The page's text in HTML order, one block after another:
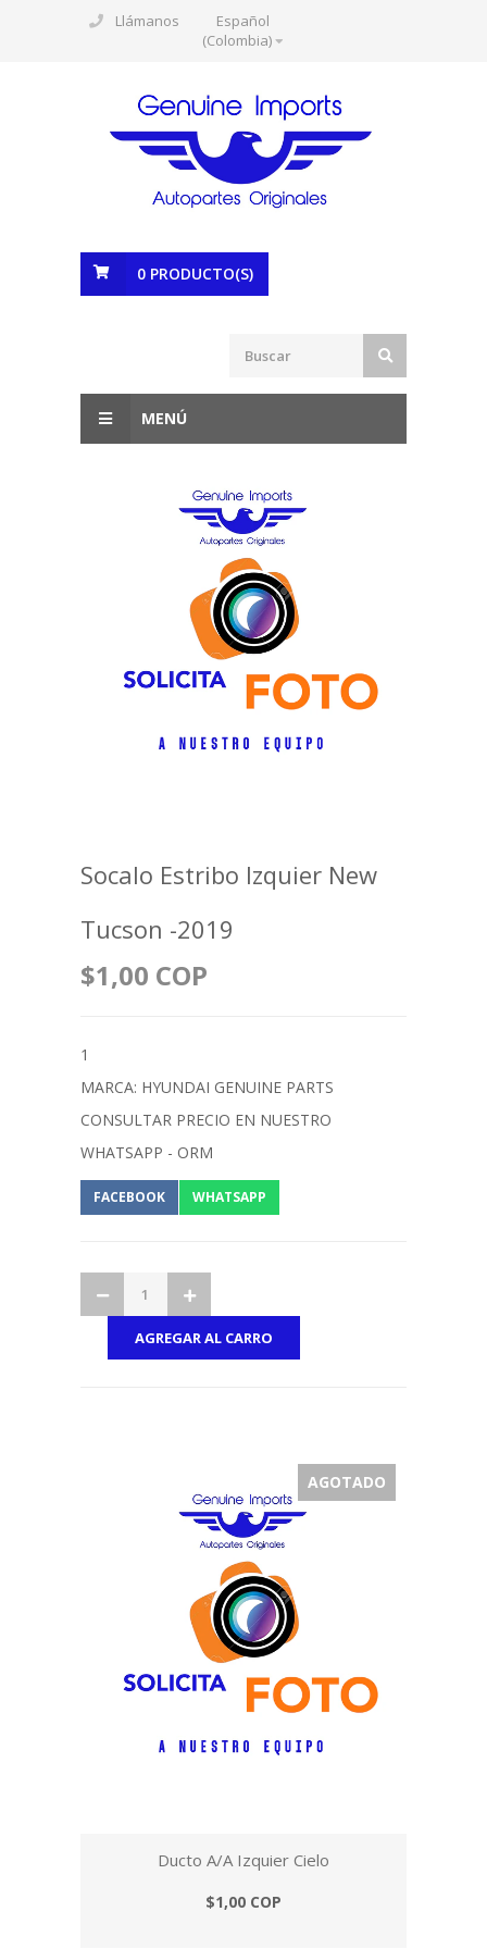
Llámanos
Español
(Colombia)
0 PRODUCTO(S)
MENÚ
Socalo Estribo Izquier New
Tucson -2019
$1,00 COP
1
MARCA: HYUNDAI GENUINE PARTS
CONSULTAR PRECIO EN NUESTRO
WHATSAPP - ORM
FACEBOOK WHATSAPP
AGOTADO
Ducto A/A Izquier Cielo
$1,00 COP